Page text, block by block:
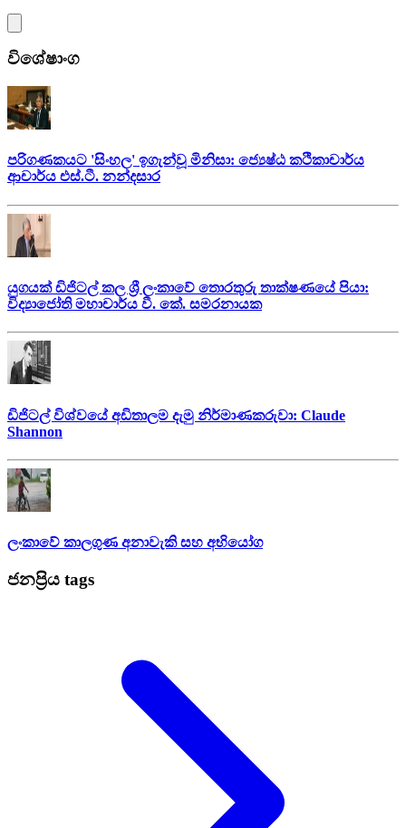
විශේෂාංග
පරිගණකයට 'සිංහල' ඉගැන්වූ මිනිසා: ජ්‍යෙෂ්ඨ කථිකාචාර්ය
ආචාර්ය එස්.ටී. නන්දසාර
යුගයක් ඩිජිටල් කල ශ්‍රී ලංකාවේ තොරතුරු තාක්ෂණයේ පියා:
විද්‍යාජෝති මහාචාර්ය වී. කේ. සමරනායක
ඩිජිටල් විශ්වයේ අඩිතාලම දැමු නිර්මාණකරුවා: Claude
Shannon
ලංකාවේ කාලගුණ අනාවැකි සහ අභියෝග
ජනප්‍රිය tags